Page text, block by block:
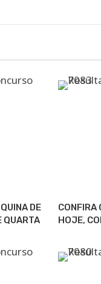
DE
QUARTA
CONFIRA
HOJE,